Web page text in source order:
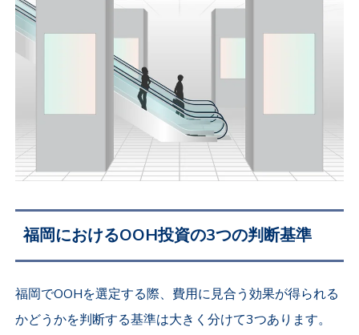
福岡におけるOOH投資の3つの判断基準
福岡でOOHを選定する際、費用に見合う効果が得られる
かどうかを判断する基準は大きく分けて3つあります。